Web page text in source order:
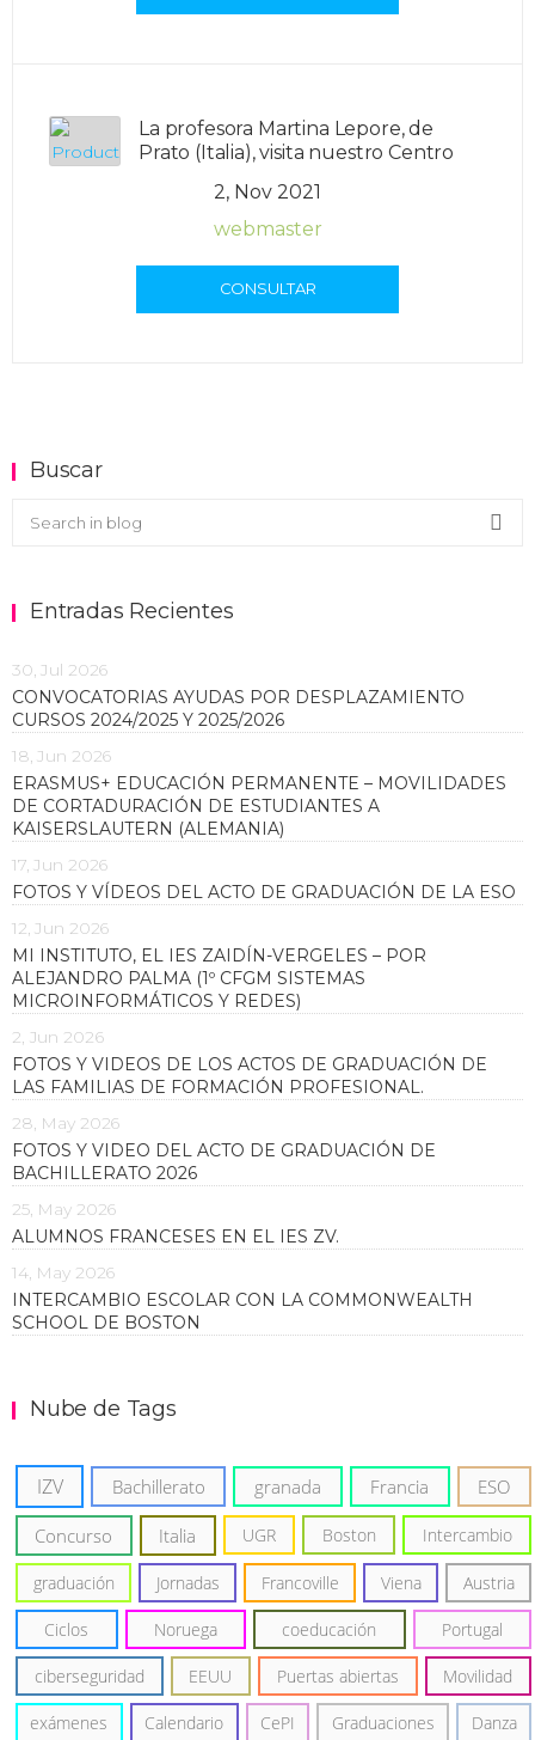
La profesora Martina Lepore, de
Prato (Italia), visita nuestro Centro
2, Nov 2021
webmaster
CONSULTAR
Buscar
Buscar en el blog
Entradas Recientes
30, Jul 2026
CONVOCATORIAS AYUDAS POR DESPLAZAMIENTO
CURSOS 2024/2025 Y 2025/2026
18, Jun 2026
ERASMUS+ EDUCACIÓN PERMANENTE – MOVILIDADES
DE CORTADURACIÓN DE ESTUDIANTES A
KAISERSLAUTERN (ALEMANIA)
17, Jun 2026
FOTOS Y VÍDEOS DEL ACTO DE GRADUACIÓN DE LA ESO
12, Jun 2026
MI INSTITUTO, EL IES ZAIDÍN-VERGELES – POR
ALEJANDRO PALMA (1º CFGM SISTEMAS
MICROINFORMÁTICOS Y REDES)
2, Jun 2026
FOTOS Y VIDEOS DE LOS ACTOS DE GRADUACIÓN DE
LAS FAMILIAS DE FORMACIÓN PROFESIONAL.
28, May 2026
FOTOS Y VIDEO DEL ACTO DE GRADUACIÓN DE
BACHILLERATO 2026
25, May 2026
ALUMNOS FRANCESES EN EL IES ZV.
14, May 2026
INTERCAMBIO ESCOLAR CON LA COMMONWEALTH
SCHOOL DE BOSTON
Nube de Tags
IZV Bachillerato granada Francia ESO
Concurso Italia UGR Boston Intercambio
graduación Jornadas Francoville Viena Austria
Ciclos Noruega coeducación Portugal
ciberseguridad EEUU Puertas abiertas Movilidad
exámenes Calendario CePI Graduaciones Danza